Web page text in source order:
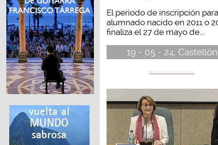
El periodo de inscripción para
alumnado nacido en 2011 o
finaliza el 27 de mayo de...
19 - 05 - 24, Castellón